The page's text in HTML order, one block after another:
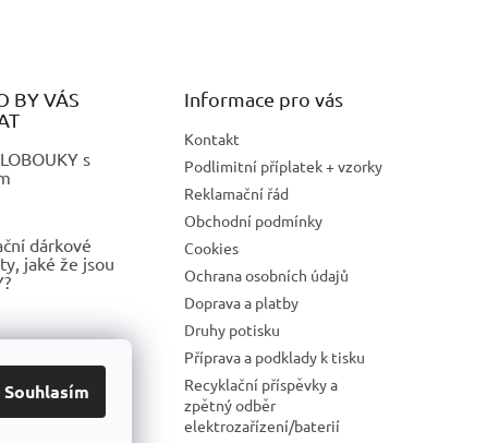
Souhlasím
BY VÁS
s
dárkové
jaké že jsou
POTISKEM
Informace pro vás
Kontakt
Podlimitní příplatek + vzorky
Reklamační řád
Obchodní podmínky
Cookies
Ochrana osobních údajů
Doprava a platby
Druhy potisku
Příprava a podklady k tisku
Recyklační příspěvky a
zpětný odběr
elektrozařízení/baterií